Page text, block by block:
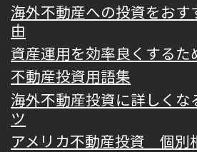
海外不動産への投資をおす
由
資産運用を効率良くするた
不動産投資用語集
海外不動産投資に詳しくな
ツ
アメリカ不動産投資 個別